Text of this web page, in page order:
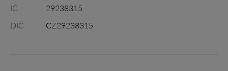
IČ
29238315
DIČ
CZ29238315